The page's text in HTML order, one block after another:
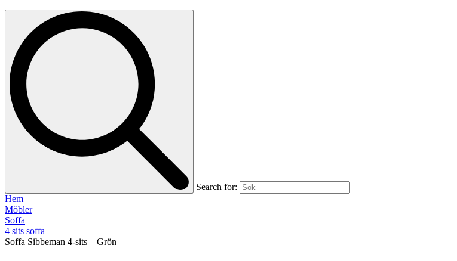
Search for:
Hem
Möbler
Soffa
4 sits soffa
Soffa Sibbeman 4-sits – Grön